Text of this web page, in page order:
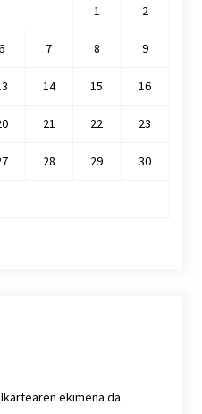
1
2
7 8 9
14 15 16
21 22 23
28 29 30
ekimena da.